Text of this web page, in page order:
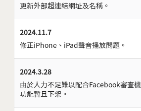
更新外部超連結網址及名稱。
2024.11.7
修正iPhone、iPad聲音播放問題。
2024.3.28
由於人力不足難以配合Facebook審查
功能暫且下架。